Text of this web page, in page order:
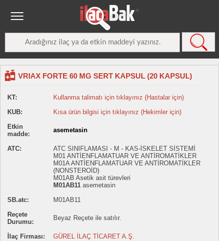
VRIAX FORTE 60 MG SERT KAPSUL (20 KAPSUL)
KT:
Kullanma talimatı için tıklayınız (Hastalar için)
KUB:
Kısa ürün bilgisi için tıklayınız (Hekimler için)
Etkin
madde:
asemetasin
ATC:
ATC SINIFLAMASI - M - KAS-İSKELET SİSTEMİ
M01 ANTİENFLAMATUAR VE ANTİROMATİKLER
M01A ANTİENFLAMATUAR VE ANTİROMATİKLER
(NONSTEROİD)
M01AB Asetik asit türevleri
M01AB11 asemetasin
SB.atc:
M01AB11
Reçete
Durumu:
Beyaz Reçete ile satılır.
İlaç Firması:
GÜREL İLAÇ TİCARET A.Ş.